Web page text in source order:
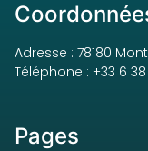
Adresse : 78180
Téléphone : +33 6
Pages